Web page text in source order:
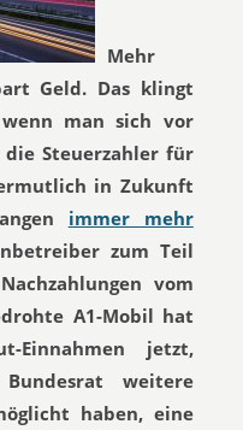
Mehr
Geld. Das klingt
man sich vor
Steuerzahler für
in Zukunft
immer mehr
zum Teil
vom
A1-Mobil hat
Einnahmen jetzt,
weitere
haben, eine